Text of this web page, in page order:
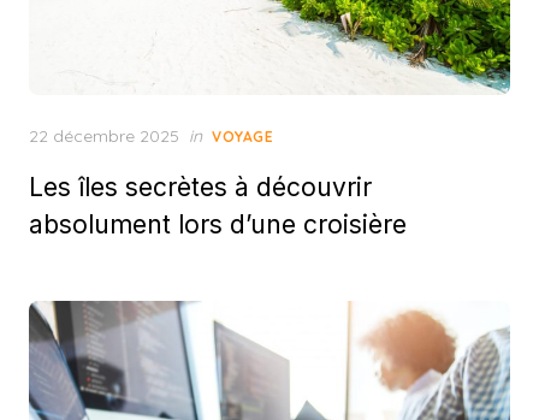
Posted
22 décembre 2025 in VOYAGE
Les îles secrètes à découvrir
absolument lors d’une croisière